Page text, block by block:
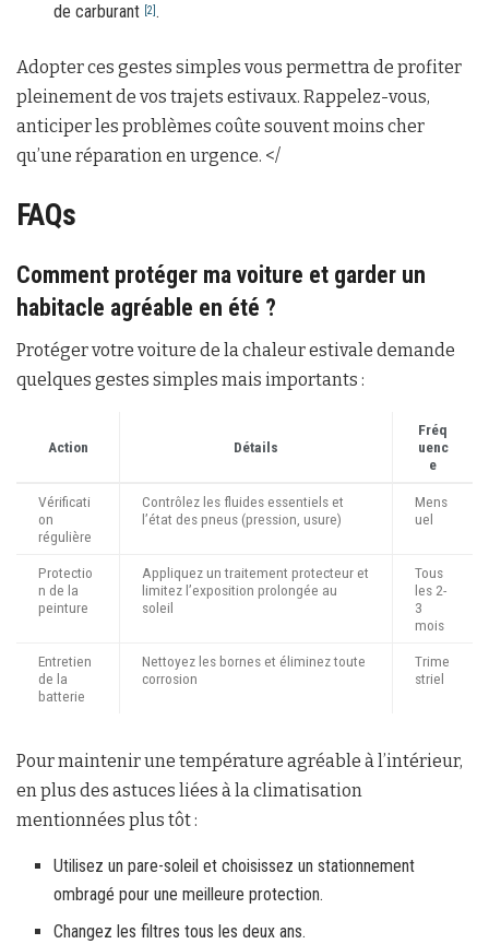
de carburant
[2] .
Adopter ces gestes simples vous permettra de profiter
pleinement de vos trajets estivaux. Rappelez-vous,
anticiper les problèmes coûte souvent moins cher
qu’une réparation en urgence. </
FAQs
Comment protéger ma voiture et garder un
habitacle agréable en été ?
Protéger votre voiture de la chaleur estivale demande
quelques gestes simples mais importants :
Action Détails
Fréq
uenc
e
Vérificati
on
régulière
Contrôlez les fluides essentiels et
l’état des pneus (pression, usure)
Mens
uel
Protectio
n de la
peinture
Appliquez un traitement protecteur et
limitez l’exposition prolongée au
soleil
Tous
les 2-
3
mois
Entretien
de la
batterie
Nettoyez les bornes et éliminez toute
corrosion
Trime
striel
Pour maintenir une température agréable à l’intérieur,
en plus des astuces liées à la climatisation
mentionnées plus tôt :
Utilisez un pare-soleil et choisissez un stationnement
ombragé pour une meilleure protection.
Changez les filtres tous les deux ans.